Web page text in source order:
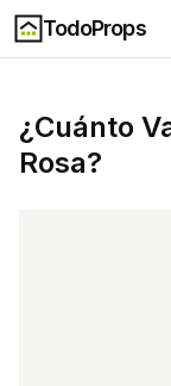
TodoProps
¿Cuánto
Rosa?